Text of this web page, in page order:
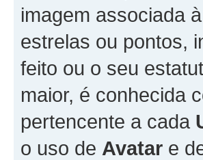
imagem associada
estrelas ou pontos,
feito ou o seu
maior, é conhecida
pertencente a cada
o uso de Avatar e